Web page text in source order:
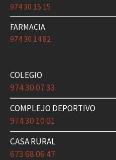
974 30 15 15
FARMACIA
974 30 14 82
COLEGIO
974 30 07 33
COMPLEJO DEPORTIVO
974 30 10 01
CASA RURAL
673 68 06 47